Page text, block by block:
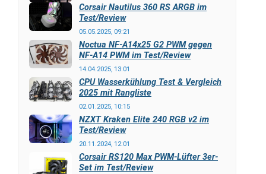
Corsair Nautilus 360 RS ARGB im
Test/Review
05.05.2025, 09:21
Noctua NF-A14x25 G2 PWM gegen
NF-A14 PWM im Test/Review
14.04.2025, 13:01
CPU Wasserkühlung Test & Vergleich
2025 mit Rangliste
02.01.2025, 10:15
NZXT Kraken Elite 240 RGB v2 im
Test/Review
20.11.2024, 12:01
Corsair RS120 Max PWM-Lüfter 3er-
Set im Test/Review